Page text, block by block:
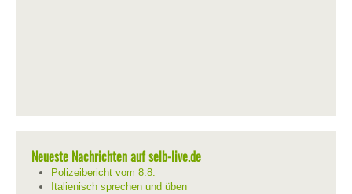
Neueste Nachrichten auf selb-live.de
Polizeibericht vom 8.8.
Italienisch sprechen und üben